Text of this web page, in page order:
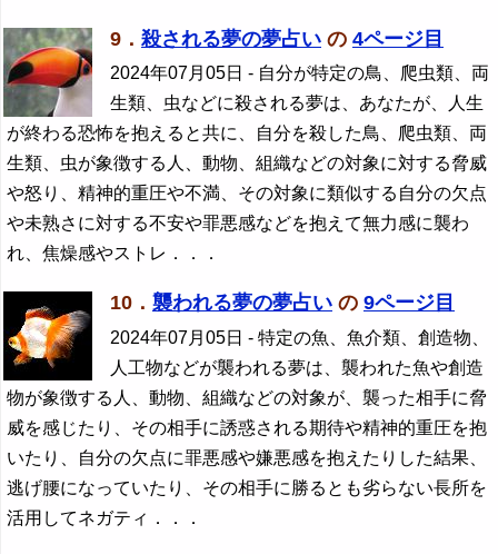
9． 殺される夢の夢占い の 4ページ目
2024年07月05日 - 自分が特定の鳥、爬虫類、両
生類、虫などに殺される夢は、あなたが、人生
が終わる恐怖を抱えると共に、自分を殺した鳥、爬虫類、両
生類、虫が象徴する人、動物、組織などの対象に対する脅威
や怒り、精神的重圧や不満、その対象に類似する自分の欠点
や未熟さに対する不安や罪悪感などを抱えて無力感に襲わ
れ、焦燥感やストレ．．．
10． 襲われる夢の夢占い の 9ページ目
2024年07月05日 - 特定の魚、魚介類、創造物、
人工物などが襲われる夢は、襲われた魚や創造
物が象徴する人、動物、組織などの対象が、襲った相手に脅
威を感じたり、その相手に誘惑される期待や精神的重圧を抱
いたり、自分の欠点に罪悪感や嫌悪感を抱えたりした結果、
逃げ腰になっていたり、その相手に勝るとも劣らない長所を
活用してネガティ．．．